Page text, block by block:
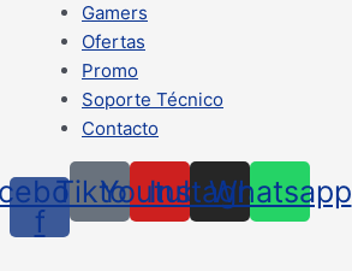
Gamers
Ofertas
Promo
Soporte Técnico
Contacto
f
TiktokYoutube
Instagram
Whatsapp